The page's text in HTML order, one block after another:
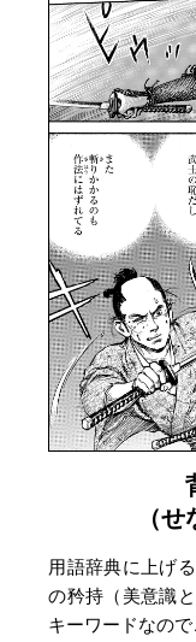
（
用語辞典に上げ
の矜持（美意識
キーワードなので